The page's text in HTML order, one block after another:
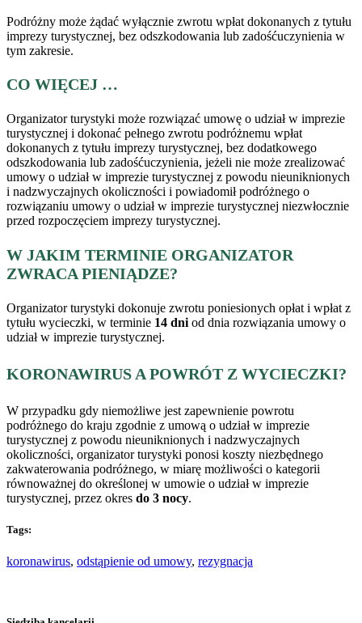
Podróżny może żądać wyłącznie zwrotu wpłat dokonanych z tytułu
imprezy turystycznej, bez odszkodowania lub zadośćuczynienia w
tym zakresie.
CO WIĘCEJ …
Organizator turystyki może rozwiązać umowę o udział w imprezie
turystycznej i dokonać pełnego zwrotu podróżnemu wpłat
dokonanych z tytułu imprezy turystycznej, bez dodatkowego
odszkodowania lub zadośćuczynienia, jeżeli nie może zrealizować
umowy o udział w imprezie turystycznej z powodu nieuniknionych
i nadzwyczajnych okoliczności i powiadomił podróżnego o
rozwiązaniu umowy o udział w imprezie turystycznej niezwłocznie
przed rozpoczęciem imprezy turystycznej.
W JAKIM TERMINIE ORGANIZATOR
ZWRACA PIENIĄDZE?
Organizator turystyki dokonuje zwrotu poniesionych opłat i wpłat z
tytułu wycieczki, w terminie 14 dni od dnia rozwiązania umowy o
udział w imprezie turystycznej.
KORONAWIRUS A POWRÓT Z WYCIECZKI?
W przypadku gdy niemożliwe jest zapewnienie powrotu
podróżnego do kraju zgodnie z umową o udział w imprezie
turystycznej z powodu nieuniknionych i nadzwyczajnych
okoliczności, organizator turystyki ponosi koszty niezbędnego
zakwaterowania podróżnego, w miarę możliwości o kategorii
równoważnej do określonej w umowie o udział w imprezie
turystycznej, przez okres do 3 nocy.
Tags:
koronawirus, odstąpienie od umowy, rezygnacja